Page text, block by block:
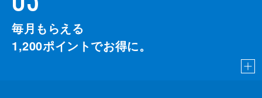
毎月もらえる
1,200ポイントでお得に。